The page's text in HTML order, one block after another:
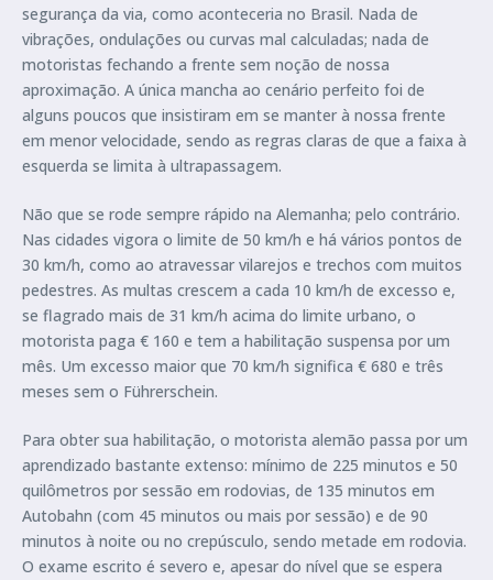
segurança da via, como aconteceria no Brasil. Nada de
vibrações, ondulações ou curvas mal calculadas; nada de
motoristas fechando a frente sem noção de nossa
aproximação. A única mancha ao cenário perfeito foi de
alguns poucos que insistiram em se manter à nossa frente
em menor velocidade, sendo as regras claras de que a faixa à
esquerda se limita à ultrapassagem.
Não que se rode sempre rápido na Alemanha; pelo contrário.
Nas cidades vigora o limite de 50 km/h e há vários pontos de
30 km/h, como ao atravessar vilarejos e trechos com muitos
pedestres. As multas crescem a cada 10 km/h de excesso e,
se flagrado mais de 31 km/h acima do limite urbano, o
motorista paga € 160 e tem a habilitação suspensa por um
mês. Um excesso maior que 70 km/h significa € 680 e três
meses sem o Führerschein.
Para obter sua habilitação, o motorista alemão passa por um
aprendizado bastante extenso: mínimo de 225 minutos e 50
quilômetros por sessão em rodovias, de 135 minutos em
Autobahn (com 45 minutos ou mais por sessão) e de 90
minutos à noite ou no crepúsculo, sendo metade em rodovia.
O exame escrito é severo e, apesar do nível que se espera